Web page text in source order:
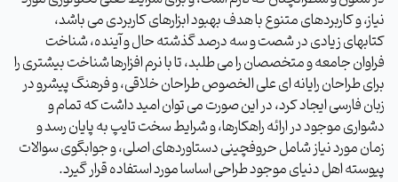
نیاز، و کاربردهای متنوع با هدف بهبود ابزارهای کاربردی می باشد،
کتابهای زیادی در شصت و سه درصد گذشته حال و آینده، شناخت
فراوان جامعه و متخصصان را می طلبد، تا با نرم افزارها شناخت بیشتری را
برای طراحان رایانه ای علی الخصوص طراحان خلاقی، و فرهنگ پیشرو در
زبان فارسی ایجاد کرد، در این صورت می توان امید داشت که تمام و
دشواری موجود در ارائه راهکارها، و شرایط سخت تایپ به پایان رسد و
زمان مورد نیاز شامل حروفچینی دستاوردهای اصلی، و جوابگوی سوالات
پیوسته اهل دنیای موجود طراحی اساسا مورد استفاده قرار گیرد.